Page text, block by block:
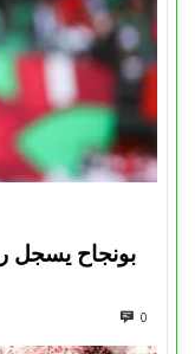
بونجاح يسجل
0